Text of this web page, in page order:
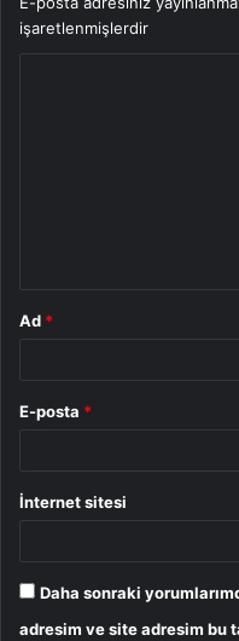
işaretlenmişlerdir
Ad *
E-posta *
İnternet sitesi
Daha sonraki
adresim ve site adresim bu